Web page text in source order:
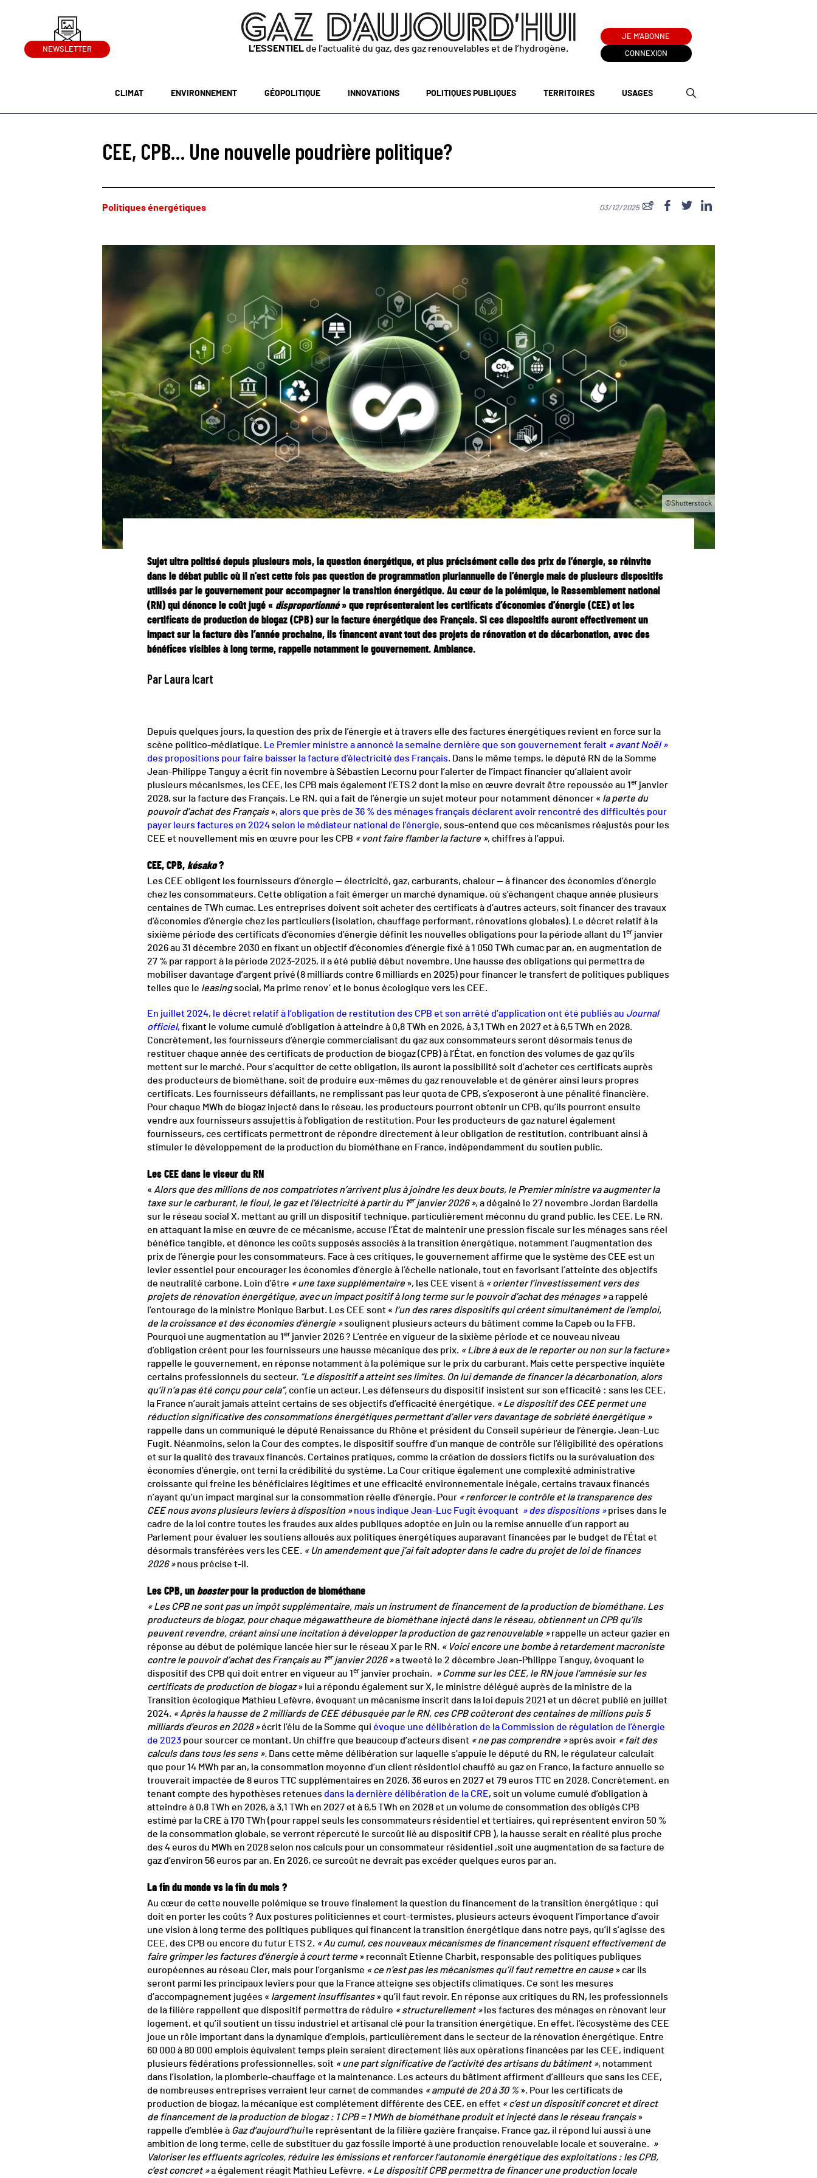
NEWSLETTER L’ESSENTIEL de l’actualité du gaz, des gaz renouvelables et de l’hydrogène.
JE M'ABONNE
CONNEXION
CLIMAT ENVIRONNEMENT GÉOPOLITIQUE INNOVATIONS POLITIQUES PUBLIQUES TERRITOIRES USAGES
CEE, CPB… Une nouvelle poudrière politique?
Politiques énergétiques 03/12/2025
©Shutterstock
Sujet ultra politisé depuis plusieurs mois, la question énergétique, et plus précisément celle des prix de l’énergie, se réinvite
dans le débat public où il n’est cette fois pas question de programmation pluriannuelle de l’énergie mais de plusieurs dispositifs
utilisés par le gouvernement pour accompagner la transition énergétique. Au cœur de la polémique, le Rassemblement national
(RN) qui dénonce le coût jugé « disproportionné» que représenteraient les certificats d’économies d’énergie (CEE) et les
certificats de production de biogaz (CPB) sur la facture énergétique des Français. Si ces dispositifs auront effectivement un
impact sur la facture dès l’année prochaine, ils financent avant tout des projets de rénovation et de décarbonation, avec des
bénéfices visibles à long terme, rappelle notamment le gouvernement. Ambiance.
Par Laura Icart
Depuis quelques jours, la question des prix de l’énergie et à travers elle des factures énergétiques revient en force sur la
scène politico-médiatique.
Le Premier ministre a annoncé la semaine dernière que son gouvernement ferait « avant Noël »
des propositions pour faire baisser la facture d’électricité des Français. Dans le même temps, le député RN de la Somme
Jean-Philippe Tanguy a écrit fin novembre à Sébastien Lecornu pour l’alerter de l’impact financier qu’allaient avoir
plusieurs mécanismes, les CEE, les CPB mais également l’ETS 2 dont la mise en œuvre devrait être repoussée au 1 er janvier
2028, sur la facture des Français. Le RN, qui a fait de l’énergie un sujet moteur pour notamment dénoncer « la perte du
pouvoir d’achat des Français», alors que près de 36 % des ménages français déclarent avoir rencontré des difficultés pour
payer leurs factures en 2024 selon le médiateur national de l’énergie, sous-entend que ces mécanismes réajustés pour les
CEE et nouvellement mis en œuvre pour les CPB « vont faire flamber la facture », chiffres à l’appui.
CEE, CPB, késako?
Les CEE obligent les fournisseurs d’énergie — électricité, gaz, carburants, chaleur — à financer des économies d’énergie
chez les consommateurs. Cette obligation a fait émerger un marché dynamique, où s’échangent chaque année plusieurs
centaines de TWh cumac. Les entreprises doivent soit acheter des certificats à d’autres acteurs, soit financer des travaux
d’économies d’énergie chez les particuliers (isolation, chauffage performant, rénovations globales). Le décret relatif à la
sixième période des certificats d’économies d’énergie définit les nouvelles obligations pour la période allant du 1 er janvier
2026 au 31 décembre 2030 en fixant un objectif d’économies d’énergie fixé à 1 050 TWh cumac par an, en augmentation de
27 % par rapport à la période 2023-2025, il a été publié début novembre. Une hausse des obligations qui permettra de
mobiliser davantage d’argent privé (8 milliards contre 6 milliards en 2025) pour financer le transfert de politiques publiques
telles que le leasingsocial, Ma prime renov’ et le bonus écologique vers les CEE.
En juillet 2024, le décret relatif à l’obligation de restitution des CPB et son arrêté d’application ont été publiés au Journal
officiel, fixant le volume cumulé d’obligation à atteindre à 0,8 TWh en 2026, à 3,1 TWh en 2027 et à 6,5 TWh en 2028.
Concrètement, les fournisseurs d’énergie commercialisant du gaz aux consommateurs seront désormais tenus de
restituer chaque année des certificats de production de biogaz (CPB) à l’État, en fonction des volumes de gaz qu’ils
mettent sur le marché. Pour s’acquitter de cette obligation, ils auront la possibilité soit d’acheter ces certificats auprès
des producteurs de biométhane, soit de produire eux-mêmes du gaz renouvelable et de générer ainsi leurs propres
certificats. Les fournisseurs défaillants, ne remplissant pas leur quota de CPB, s’exposeront à une pénalité financière.
Pour chaque MWh de biogaz injecté dans le réseau, les producteurs pourront obtenir un CPB, qu’ils pourront ensuite
vendre aux fournisseurs assujettis à l’obligation de restitution. Pour les producteurs de gaz naturel également
fournisseurs, ces certificats permettront de répondre directement à leur obligation de restitution, contribuant ainsi à
stimuler le développement de la production du biométhane en France, indépendamment du soutien public.
Les CEE dans le viseur du RN
« Alors que des millions de nos compatriotes n’arrivent plus à joindre les deux bouts, le Premier ministre va augmenter la
taxe sur le carburant, le fioul, le gaz et l’électricité à partir du 1er janvier 2026 », a dégainé le 27 novembre Jordan Bardella
sur le réseau social X, mettant au grill un dispositif technique, particulièrement méconnu du grand public, les CEE. Le RN,
en attaquant la mise en œuvre de ce mécanisme, accuse l’État de maintenir une pression fiscale sur les ménages sans réel
bénéfice tangible, et dénonce les coûts supposés associés à la transition énergétique, notamment l’augmentation des
prix de l’énergie pour les consommateurs. Face à ces critiques, le gouvernement affirme que le système des CEE est un
levier essentiel pour encourager les économies d’énergie à l’échelle nationale, tout en favorisant l’atteinte des objectifs
de neutralité carbone. Loin d’être « une taxe supplémentaire », les CEE visent à « orienter l’investissement vers des
projets de rénovation énergétique, avec un impact positif à long terme sur le pouvoir d’achat des ménages »a rappelé
l’entourage de la ministre Monique Barbut. Les CEE sont « l’un des rares dispositifs qui créent simultanément de l’emploi,
de la croissance et des économies d’énergie »soulignent plusieurs acteurs du bâtiment comme la Capeb ou la FFB.
Pourquoi une augmentation au 1 er janvier 2026 ? L’entrée en vigueur de la sixième période et ce nouveau niveau
d’obligation créent pour les fournisseurs une hausse mécanique des prix. « Libre à eux de le reporter ou non sur la facture»
rappelle le gouvernement, en réponse notamment à la polémique sur le prix du carburant. Mais cette perspective inquiète
certains professionnels du secteur. “Le dispositif a atteint ses limites. On lui demande de financer la décarbonation, alors
qu’il n’a pas été conçu pour cela”,confie un acteur. Les défenseurs du dispositif insistent sur son efficacité : sans les CEE,
la France n’aurait jamais atteint certains de ses objectifs d’efficacité énergétique. « Le dispositif des CEE permet une
réduction significative des consommations énergétiques permettant d’aller vers davantage de sobriété énergétique »
rappelle dans un communiqué le député Renaissance du Rhône et président du Conseil supérieur de l’énergie, Jean-Luc
Fugit. Néanmoins, selon la Cour des comptes, le dispositif souffre d’un manque de contrôle sur l’éligibilité des opérations
et sur la qualité des travaux financés. Certaines pratiques, comme la création de dossiers fictifs ou la surévaluation des
économies d’énergie, ont terni la crédibilité du système. La Cour critique également une complexité administrative
croissante qui freine les bénéficiaires légitimes et une efficacité environnementale inégale, certains travaux financés
n’ayant qu’un impact marginal sur la consommation réelle d’énergie. Pour « renforcer le contrôle et la transparence des
CEE nous avons plusieurs leviers à disposition » nous indique Jean-Luc Fugit évoquant » des dispositions »prises dans le
cadre de la loi contre toutes les fraudes aux aides publiques adoptée en juin ou la remise annuelle d’un rapport au
Parlement pour évaluer les soutiens alloués aux politiques énergétiques auparavant financées par le budget de l’État et
désormais transférées vers les CEE. « Un amendement que j’ai fait adopter dans le cadre du projet de loi de finances
2026 »nous précise t-il.
Les CPB, un boosterpour la production de biométhane
« Les CPB ne sont pas un impôt supplémentaire, mais un instrument de financement de la production de biométhane. Les
producteurs de biogaz, pour chaque mégawattheure de biométhane injecté dans le réseau, obtiennent un CPB qu’ils
peuvent revendre, créant ainsi une incitation à développer la production de gaz renouvelable »rappelle un acteur gazier en
réponse au début de polémique lancée hier sur le réseau X par le RN. « Voici encore une bombe à retardement macroniste
contre le pouvoir d’achat des Français au 1er janvier 2026 »a tweeté le 2 décembre Jean-Philippe Tanguy, évoquant le
dispositif des CPB qui doit entrer en vigueur au 1 er janvier prochain. » Comme sur les CEE, le RN joue l’amnésie sur les
certificats de production de biogaz» lui a répondu également sur X, le ministre délégué auprès de la ministre de la
Transition écologique Mathieu Lefèvre, évoquant un mécanisme inscrit dans la loi depuis 2021 et un décret publié en juillet
2024. « Après la hausse de 2 milliards de CEE débusquée par le RN, ces CPB coûteront des centaines de millions puis 5
milliards d’euros en 2028 »écrit l’élu de la Somme qui évoque une délibération de la Commission de régulation de l’énergie
de 2023pour sourcer ce montant. Un chiffre que beaucoup d’acteurs disent « ne pas comprendre »après avoir « fait des
calculs dans tous les sens ».Dans cette même délibération sur laquelle s’appuie le député du RN, le régulateur calculait
que pour 14 MWh par an, la consommation moyenne d’un client résidentiel chauffé au gaz en France, la facture annuelle se
trouverait impactée de 8 euros TTC supplémentaires en 2026, 36 euros en 2027 et 79 euros TTC en 2028. Concrètement, en
tenant compte des hypothèses retenues dans la dernière délibération de la CRE, soit un volume cumulé d’obligation à
atteindre à 0,8 TWh en 2026, à 3,1 TWh en 2027 et à 6,5 TWh en 2028 et un volume de consommation des obligés CPB
estimé par la CRE à 170 TWh (pour rappel seuls les consommateurs résidentiel et tertiaires, qui représentent environ 50 %
de la consommation globale, se verront répercuté le surcoût lié au dispositif CPB ), la hausse serait en réalité plus proche
des 4 euros du MWh en 2028 selon nos calculs pour un consommateur résidentiel ,soit une augmentation de sa facture de
gaz d’environ 56 euros par an. En 2026, ce surcoût ne devrait pas excéder quelques euros par an.
La fin du monde vs la fin du mois ?
Au cœur de cette nouvelle polémique se trouve finalement la question du financement de la transition énergétique : qui
doit en porter les coûts ? Aux postures politiciennes et court-termistes, plusieurs acteurs évoquent l’importance d’avoir
une vision à long terme des politiques publiques qui financent la transition énergétique dans notre pays, qu’il s’agisse des
CEE, des CPB ou encore du futur ETS 2. « Au cumul, ces nouveaux mécanismes de financement risquent effectivement de
faire grimper les factures d’énergie à court terme» reconnaît Etienne Charbit, responsable des politiques publiques
européennes au réseau Cler, mais pour l’organisme « ce n’est pas les mécanismes qu’il faut remettre en cause» car ils
seront parmi les principaux leviers pour que la France atteigne ses objectifs climatiques. Ce sont les mesures
d’accompagnement jugées « largement insuffisantes» qu’il faut revoir. En réponse aux critiques du RN, les professionnels
de la filière rappellent que dispositif permettra de réduire « structurellement »les factures des ménages en rénovant leur
logement, et qu’il soutient un tissu industriel et artisanal clé pour la transition énergétique. En effet, l’écosystème des CEE
joue un rôle important dans la dynamique d’emplois, particulièrement dans le secteur de la rénovation énergétique. Entre
60 000 à 80 000 emplois équivalent temps plein seraient directement liés aux opérations financées par les CEE, indiquent
plusieurs fédérations professionnelles, soit « une part significative de l’activité des artisans du bâtiment »,notamment
dans l’isolation, la plomberie-chauffage et la maintenance. Les acteurs du bâtiment affirment d’ailleurs que sans les CEE,
de nombreuses entreprises verraient leur carnet de commandes « amputé de 20 à 30 %». Pour les certificats de
production de biogaz, la mécanique est complétement différente des CEE, en effet « c’est un dispositif concret et direct
de financement de la production de biogaz : 1 CPB = 1 MWh de biométhane produit et injecté dans le réseau français»
rappelle d’emblée à Gaz d’aujourd’huile représentant de la filière gazière française, France gaz, il répond lui aussi à une
ambition de long terme, celle de substituer du gaz fossile importé à une production renouvelable locale et souveraine. »
Valoriser les effluents agricoles, réduire les émissions et renforcer l’autonomie énergétique des exploitations : les CPB,
c’est concret »a également réagit Mathieu Lefèvre. « Le dispositif CPB permettra de financer une production locale